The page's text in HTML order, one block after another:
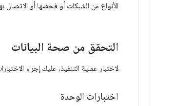
الأنواع من الشبكات أو فحصها أو الاتصال
التحقق من صحة البيانات
لاختبار عملية التنفيذ، عليك إجراء
اختبارات الوحدة